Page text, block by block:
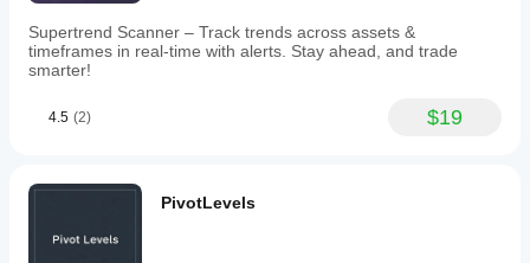
Supertrend Scanner – Track trends across assets &
timeframes in real-time with alerts. Stay ahead, and trade
smarter!
4.5 (2) $19
PivotLevels